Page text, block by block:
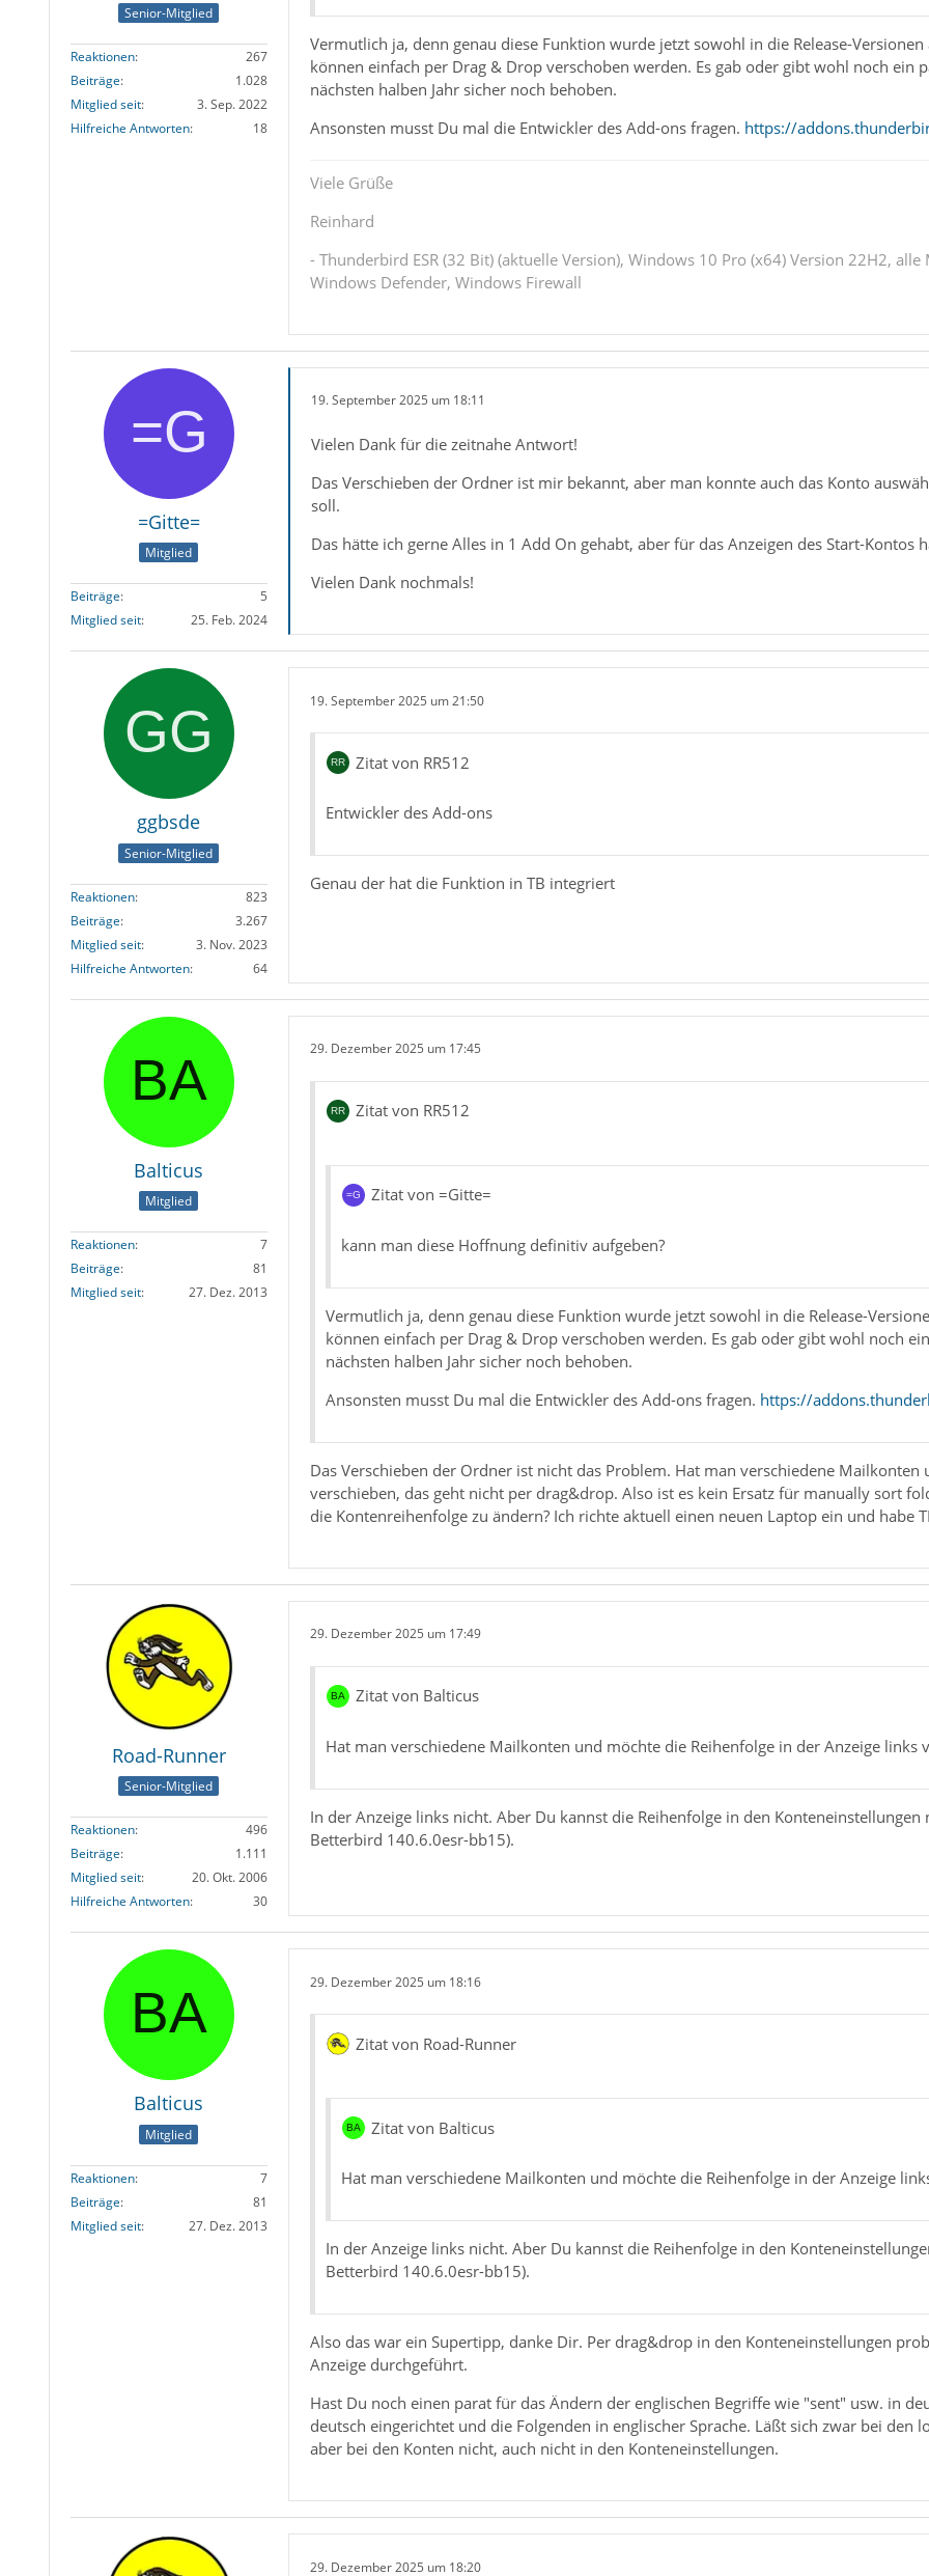
Senior-Mitglied
Reaktionen
267
Beiträge
1.028
Mitglied seit
3. Sep. 2022
Hilfreiche Antworten
18
Vermutlich ja, denn genau diese Funktion wurde jetzt sowohl in die Release-
können einfach per Drag & Drop verschoben werden. Es gab oder gibt wohl noch ein
nächsten halben Jahr sicher noch behoben.
Ansonsten musst Du mal die Entwickler des Add-ons fragen. https://
Viele Grüße
Reinhard
- Thunderbird ESR (32 Bit) (aktuelle Version), Windows 10 Pro (x64) Version 22H2,
Windows Defender, Windows Firewall
=Gitte=
Mitglied
Beiträge
5
Mitglied seit
25. Feb. 2024
19. September 2025 um 18:11
Vielen Dank für die zeitnahe Antwort!
Das Verschieben der Ordner ist mir bekannt, aber man konnte auch das Konto
soll.
Das hätte ich gerne Alles in 1 Add On gehabt, aber für das Anzeigen des Start-Kontos
Vielen Dank nochmals!
ggbsde
Senior-Mitglied
Reaktionen
823
Beiträge
3.267
Mitglied seit
3. Nov. 2023
Hilfreiche Antworten
64
19. September 2025 um 21:50
Zitat von RR512
Entwickler des Add-ons
Genau der hat die Funktion in TB integriert
Balticus
Mitglied
Reaktionen
7
Beiträge
81
Mitglied seit
27. Dez. 2013
29. Dezember 2025 um 17:45
Zitat von RR512
Zitat von =Gitte=
kann man diese Hoffnung definitiv aufgeben?
Vermutlich ja, denn genau diese Funktion wurde jetzt sowohl in die Release-
können einfach per Drag & Drop verschoben werden. Es gab oder gibt wohl noch
nächsten halben Jahr sicher noch behoben.
Ansonsten musst Du mal die Entwickler des Add-ons fragen. https://
Das Verschieben der Ordner ist nicht das Problem. Hat man verschiedene
verschieben, das geht nicht per drag&drop. Also ist es kein Ersatz für manually sort
die Kontenreihenfolge zu ändern? Ich richte aktuell einen neuen Laptop ein und habe
Road-Runner
Senior-Mitglied
Reaktionen
496
Beiträge
1.111
Mitglied seit
20. Okt. 2006
Hilfreiche Antworten
30
29. Dezember 2025 um 17:49
Zitat von Balticus
Hat man verschiedene Mailkonten und möchte die Reihenfolge in der Anzeige links
In der Anzeige links nicht. Aber Du kannst die Reihenfolge in den
Betterbird 140.6.0esr-bb15).
Balticus
Mitglied
Reaktionen
7
Beiträge
81
Mitglied seit
27. Dez. 2013
29. Dezember 2025 um 18:16
Zitat von Road-Runner
Zitat von Balticus
Hat man verschiedene Mailkonten und möchte die Reihenfolge in der Anzeige
In der Anzeige links nicht. Aber Du kannst die Reihenfolge in den
Betterbird 140.6.0esr-bb15).
Also das war ein Supertipp, danke Dir. Per drag&drop in den Konteneinstellungen
Anzeige durchgeführt.
Hast Du noch einen parat für das Ändern der englischen Begriffe wie "sent" usw. in
deutsch eingerichtet und die Folgenden in englischer Sprache. Läßt sich zwar bei
aber bei den Konten nicht, auch nicht in den Konteneinstellungen.
29. Dezember 2025 um 18:20